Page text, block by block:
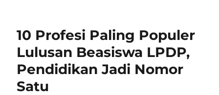
10 Profesi Paling Populer
Lulusan Beasiswa LPDP,
Pendidikan Jadi Nomor
Satu